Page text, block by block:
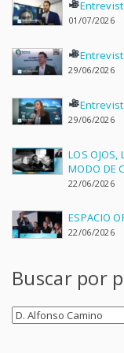
01/07/2026
29/06/2026
29/06/2026
LOS OJOS,
MODO DE
22/06/2026
ESPACIO
22/06/2026
Buscar por